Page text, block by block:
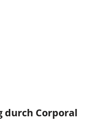
durch Corporal